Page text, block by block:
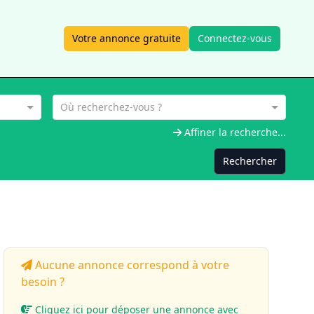
Votre annonce gratuite Connectez-vous
Où recherchez-vous ?
Affiner la recherche...
Rechercher
Aucune annonce correspond à votre
besoin ?
Cliquez ici pour déposer une annonce avec